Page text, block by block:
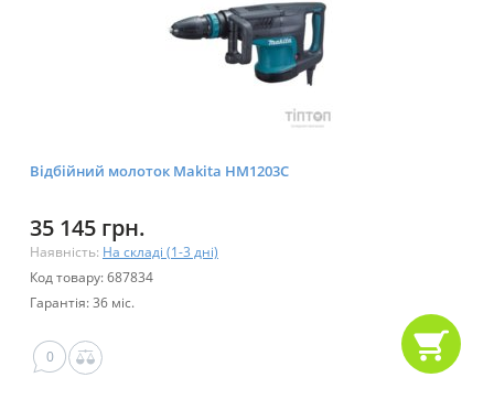
Відбійний молоток Makita HM1203C
35 145 грн.
Наявність: На складі (1-3 дні)
Код товару: 687834
Гарантія: 36 міс.
0